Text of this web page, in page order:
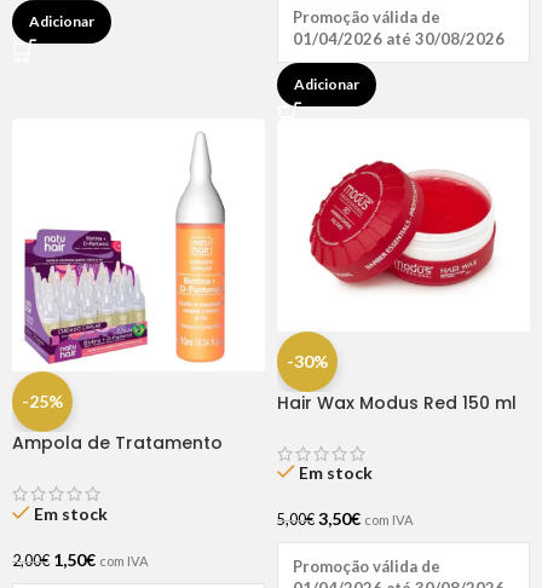
Adicionar
Promoção válida de
01/04/2026 até 30/08/2026
Adicionar
-25%
Ampola de Tratamento
Hair (1 UNIDADE)
Em stock
2,00€ 1,50€ com IVA
-30%
Hair Wax Modus Red 150 ml
Em stock
5,00€ 3,50€ com IVA
Promoção válida de